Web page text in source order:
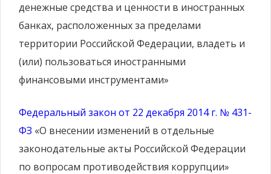
денежные средства и ценности в иностранных
банках, расположенных за пределами
территории Российской Федерации, владеть и
(или) пользоваться иностранными
финансовыми инструментами»
Федеральный закон от 22 декабря 2014 г. № 431-
ФЗ «О внесении изменений в отдельные
законодательные акты Российской Федерации
по вопросам противодействия коррупции»